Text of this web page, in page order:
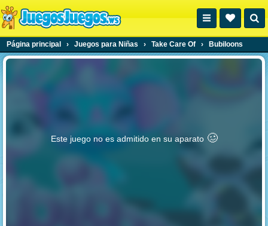
Página principal › Juegos para Niñas › Take Care Of › Bubiloons
Este juego no es admitido en su aparato 🥴️